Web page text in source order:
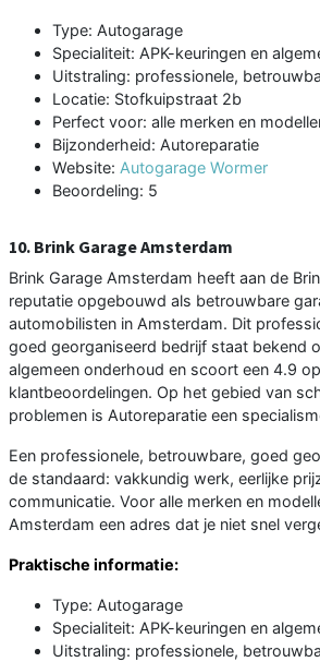
Type: Autogarage
Specialiteit: APK-keuringen en
Uitstraling: professionele,
Locatie: Stofkuipstraat 2b
Perfect voor: alle merken en
Bijzonderheid: Autoreparatie
Website: Autogarage Wormer
Beoordeling: 5
10. Brink Garage Amsterdam
Brink Garage Amsterdam heeft aan de
reputatie opgebouwd als betrouwbare
automobilisten in Amsterdam. Dit
goed georganiseerd bedrijf staat bekend
algemeen onderhoud en scoort een 4.9
klantbeoordelingen. Op het gebied van
problemen is Autoreparatie een
Een professionele, betrouwbare, goed
de standaard: vakkundig werk, eerlijke
communicatie. Voor alle merken en
Amsterdam een adres dat je niet snel
Praktische informatie:
Type: Autogarage
Specialiteit: APK-keuringen en
Uitstraling: professionele,